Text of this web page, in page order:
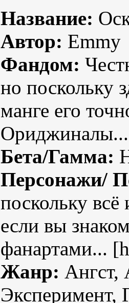
Название:
Автор: Emmy
Фандом:
но поскольку
манге его
Ориджиналы...
Бета/Гамма:
Персонажи/
поскольку
если вы
фанартами...
Жанр: Ангст,
Эксперимент,